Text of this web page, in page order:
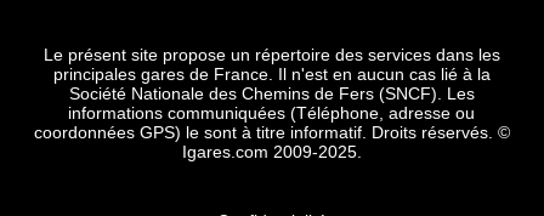
Le présent site propose un répertoire des services dans les
principales gares de France. Il n'est en aucun cas lié à la
Société Nationale des Chemins de Fers (SNCF). Les
informations communiquées (Téléphone, adresse ou
coordonnées GPS) le sont à titre informatif. Droits réservés. ©
Igares.com 2009-2025.